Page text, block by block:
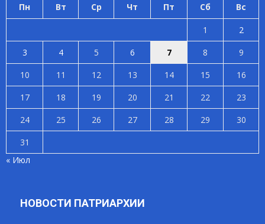
Пн Вт Ср Чт Пт Сб Вс
1
2
3
4 5 6 7 8
9
10
11 12 13 14 15
16
17
18 19 20 21 22
23
24
25 26 27 28 29
30
31
« Июл
НОВОСТИ ПАТРИАРХИИ